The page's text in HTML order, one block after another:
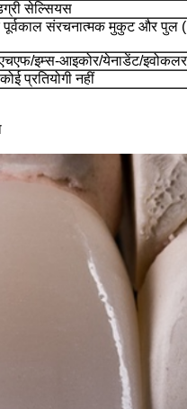
सेल्सियस
संरचनात्मक मुकुट और पुल
इम्स-आइकोर/येनाडेंट/
प्रतियोगी नहीं